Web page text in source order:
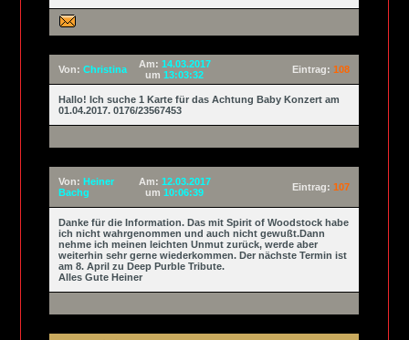
Von: Christina Am: 14.03.2017
um 13:03:32 Eintrag: 108
Hallo! Ich suche 1 Karte für das Achtung Baby Konzert am
01.04.2017. 0176/23567453
Von: Heiner
Bachg
Am: 12.03.2017
um 10:06:39 Eintrag: 107
Danke für die Information. Das mit Spirit of Woodstock habe
ich nicht wahrgenommen und auch nicht gewußt.Dann
nehme ich meinen leichten Unmut zurück, werde aber
weiterhin sehr gerne wiederkommen. Der nächste Termin ist
am 8. April zu Deep Purble Tribute.
Alles Gute Heiner